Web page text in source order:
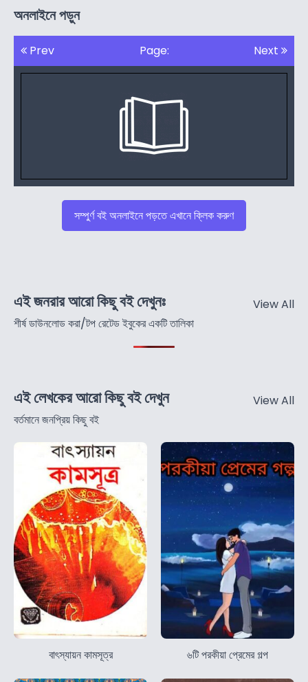
অনলাইনে পড়ুন
Prev Page: Next
সম্পুর্ণ বই অনলাইনে পড়তে এখানে ক্লিক করুণ
এই জনরার আরো কিছু বই দেখুনঃ
শীর্ষ ডাউনলোড করা/টপ রেটেড ইবুকের একটি তালিকা
View All
এই লেখকের আরো কিছু বই দেখুন
বর্তমানে জনপ্রিয় কিছু বই
View All
বাৎস্যায়ন কামসূত্র ৬টি পরকীয়া প্রেমের গল্প